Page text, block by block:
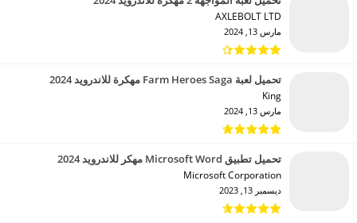
AXLEBOLT LTD‏
مارس 13, 2024
تحميل لعبة Farm Heroes Saga مهكرة للاندرويد 2024
King‏
مارس 13, 2024
تحميل تطبيق Microsoft Word مهكر للاندرويد 2024
Microsoft Corporation‏
ديسمبر 13, 2023